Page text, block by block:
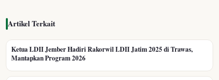
Artikel Terkait
Ketua LDII Jember Hadiri Rakorwil LDII Jatim 2025 di Trawas,
Mantapkan Program 2026